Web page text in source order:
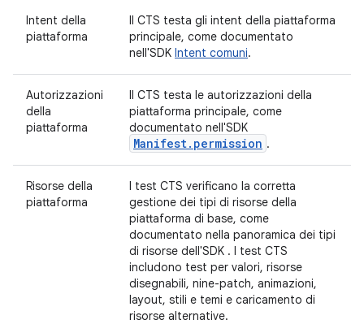
Intent della
piattaforma
Il CTS testa gli intent della piattaforma
principale, come documentato
nell'SDK Intent comuni.
Autorizzazioni
della
piattaforma
Il CTS testa le autorizzazioni della
piattaforma principale, come
documentato nell'SDK
Manifest.permission .
Risorse della
piattaforma
I test CTS verificano la corretta
gestione dei tipi di risorse della
piattaforma di base, come
documentato nella panoramica dei tipi
di risorse dell'SDK . I test CTS
includono test per valori, risorse
disegnabili, nine-patch, animazioni,
layout, stili e temi e caricamento di
risorse alternative.